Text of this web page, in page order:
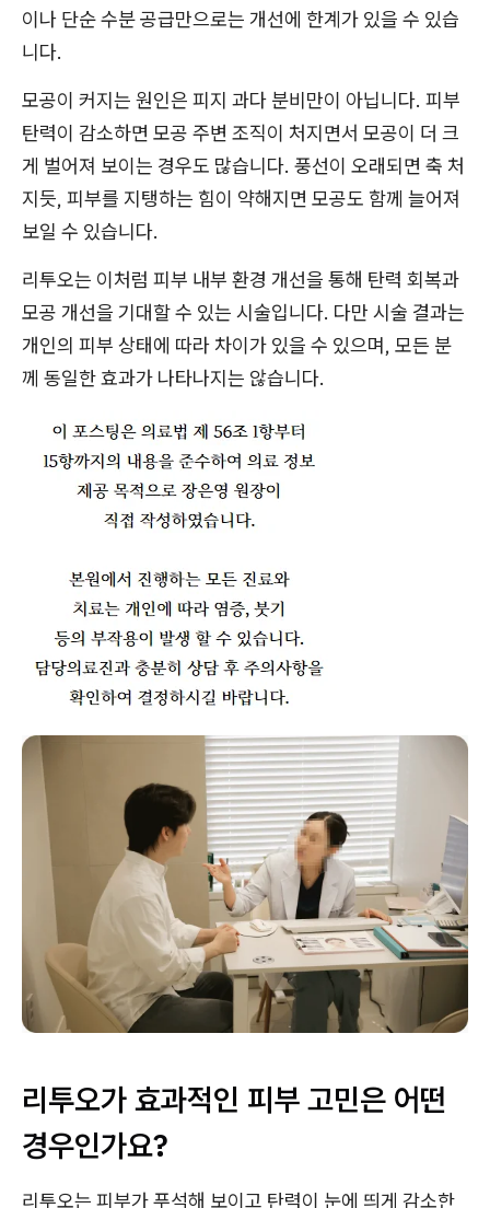
이나 단순 수분 공급만으로는 개선에 한계가 있을 수 있습
니다.
모공이 커지는 원인은 피지 과다 분비만이 아닙니다. 피부
탄력이 감소하면 모공 주변 조직이 처지면서 모공이 더 크
게 벌어져 보이는 경우도 많습니다. 풍선이 오래되면 축 처
지듯, 피부를 지탱하는 힘이 약해지면 모공도 함께 늘어져
보일 수 있습니다.
리투오는 이처럼 피부 내부 환경 개선을 통해 탄력 회복과
모공 개선을 기대할 수 있는 시술입니다. 다만 시술 결과는
개인의 피부 상태에 따라 차이가 있을 수 있으며, 모든 분
께 동일한 효과가 나타나지는 않습니다.
리투오가 효과적인 피부 고민은 어떤
경우인가요?
리투오는 피부가 푸석해 보이고 탄력이 눈에 띄게 감소한